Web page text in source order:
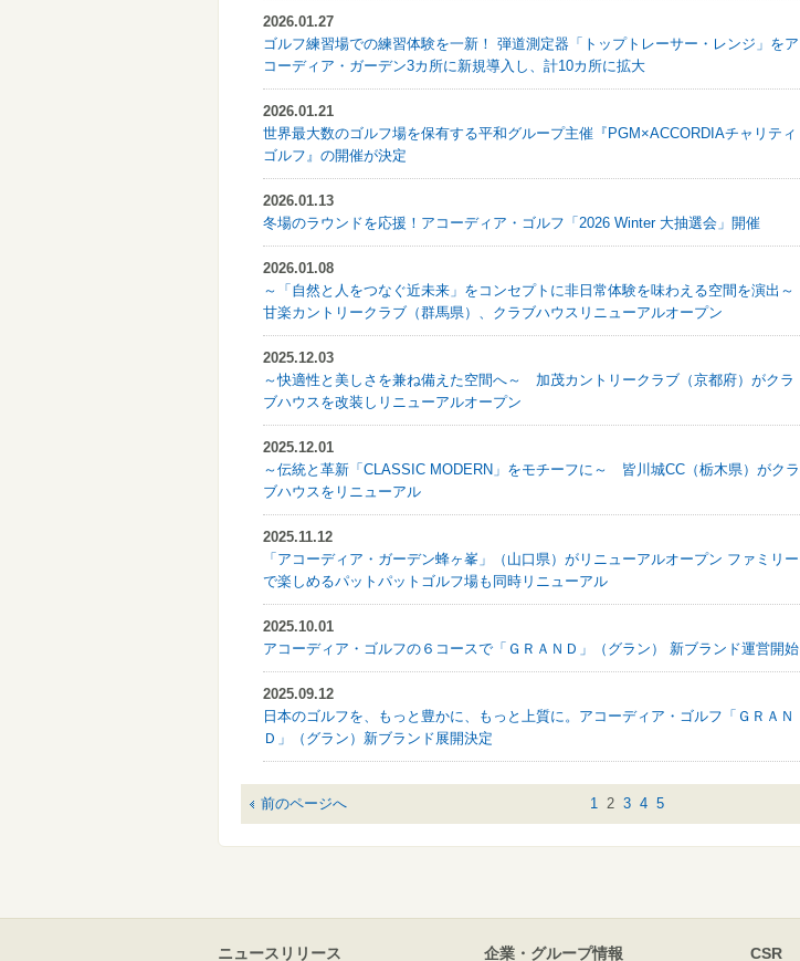
2026.01.27
ゴルフ練習場での練習体験を一新！ 弾道測定器「トップトレーサー・レンジ」をア
コーディア・ガーデン3カ所に新規導入し、計10カ所に拡大
2026.01.21
世界最大数のゴルフ場を保有する平和グループ主催『PGM×ACCORDIAチャリティ
ゴルフ』の開催が決定
2026.01.13
冬場のラウンドを応援！アコーディア・ゴルフ「2026 Winter 大抽選会」開催
2026.01.08
～「自然と人をつなぐ近未来」をコンセプトに非日常体験を味わえる空間を演出～
甘楽カントリークラブ（群馬県）、クラブハウスリニューアルオープン
2025.12.03
～快適性と美しさを兼ね備えた空間へ～ 加茂カントリークラブ（京都府）がクラ
ブハウスを改装しリニューアルオープン
2025.12.01
～伝統と革新「CLASSIC MODERN」をモチーフに～ 皆川城CC（栃木県）がクラ
ブハウスをリニューアル
2025.11.12
「アコーディア・ガーデン蜂ヶ峯」（山口県）がリニューアルオープン ファミリー
で楽しめるパットパットゴルフ場も同時リニューアル
2025.10.01
アコーディア・ゴルフの６コースで「ＧＲＡＮＤ」（グラン） 新ブランド運営開始
2025.09.12
日本のゴルフを、もっと豊かに、もっと上質に。アコーディア・ゴルフ「ＧＲＡＮ
Ｄ」（グラン）新ブランド展開決定
前のページへ 1 2 3 4 5
ニュースリリース 企業・グループ情報 CSR